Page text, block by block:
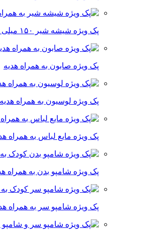
پک ویژه شیشه شیر ۱۵۰ میلی لیتری به همراه پستانک هدیه
پک ویژه صابون به همراه هدیه
پک ویژه لوسیون به همراه هدیه
پک ویژه مایع لباس به همراه
پک ویژه شامپو بدن به همراه
پک ویژه شامپو سر به همراه